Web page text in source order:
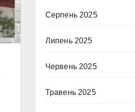
Серпень 2025
Липень 2025
Червень 2025
Травень 2025